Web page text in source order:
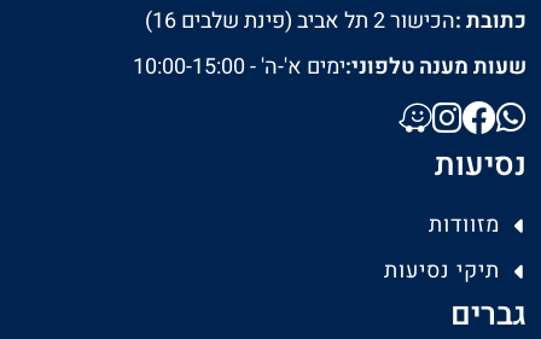
כתובת :הכישור 2 תל אביב (פינת שלבים 16)
שעות מענה טלפוני:ימים א'-ה' - 10:00-15:00
נסיעות
מזוודות
תיקי נסיעות
גברים